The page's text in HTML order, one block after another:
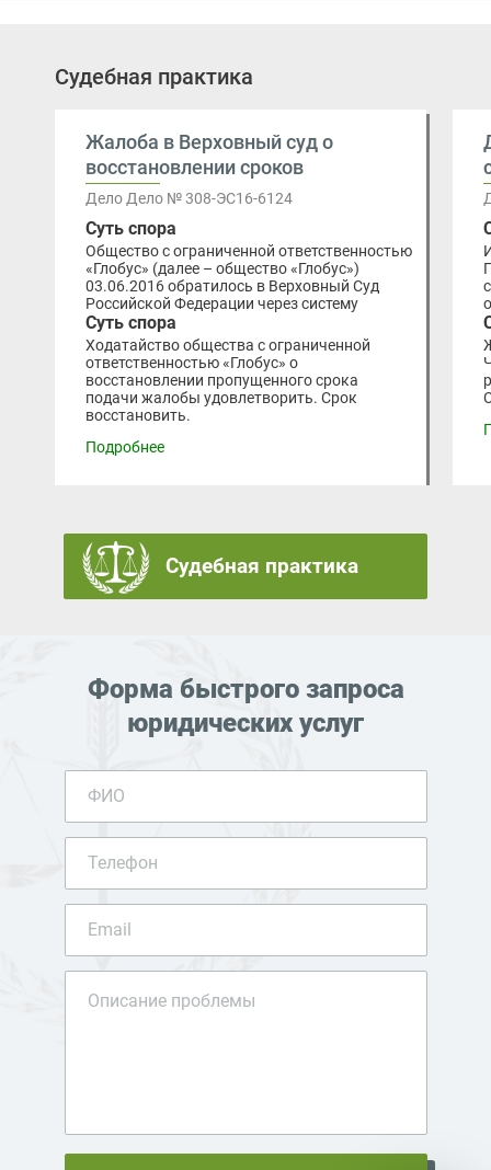
Судебная практика
Жалоба в Верховный суд о
восстановлении сроков
Дело Дело № 308-ЭС16-6124
Суть спора
Общество с ограниченной ответственностью
«Глобус» (далее – общество «Глобус»)
03.06.2016 обратилось в Верховный Суд
Российской Федерации через систему
Суть спора
Ходатайство общества с ограниченной
ответственностью «Глобус» о
восстановлении пропущенного срока
подачи жалобы удовлетворить. Срок
восстановить.
Подробнее
Судебная практика
Форма быстрого запроса
юридических услуг